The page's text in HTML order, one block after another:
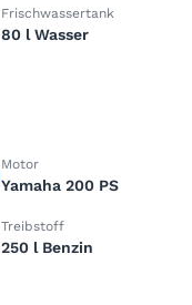
Frischwassertank
80 l Wasser
Motor
Yamaha 200 PS
Treibstoff
250 l Benzin